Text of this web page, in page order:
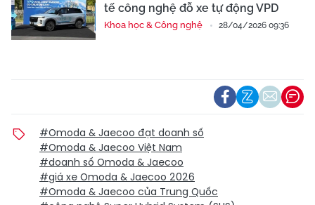
tế công nghệ đỗ xe tự động VPD
Khoa học & Công nghệ 28/04/2026 09:36
#Omoda & Jaecoo đạt doanh số
#Omoda & Jaecoo Việt Nam
#doanh số Omoda & Jaecoo
#giá xe Omoda & Jaecoo 2026
#Omoda & Jaecoo của Trung Quốc